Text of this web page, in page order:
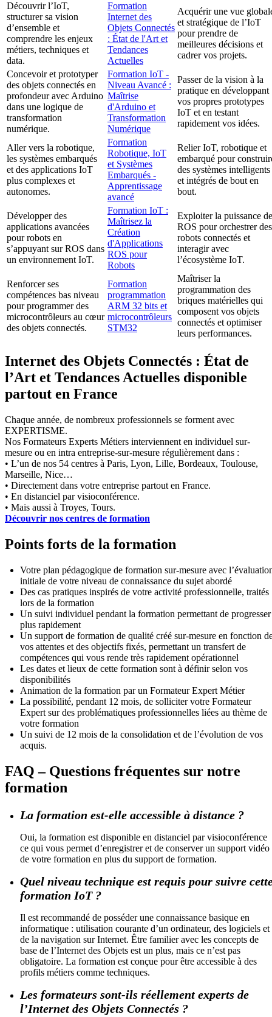
Découvrir l’IoT,
structurer sa vision
d’ensemble et
comprendre les enjeux
métiers, techniques et
data.
Formation
Internet des
Objets Connectés
: État de l'Art et
Tendances
Actuelles
Acquérir une vue
et stratégique de l’IoT
pour prendre de
meilleures décisions et
cadrer vos projets.
Concevoir et prototyper
des objets connectés en
profondeur avec Arduino
dans une logique de
transformation
numérique.
Formation IoT -
Niveau Avancé :
Maîtrise
d'Arduino et
Transformation
Numérique
Passer de la vision à la
pratique en développant
vos propres prototypes
IoT et en testant
rapidement vos idées.
Aller vers la robotique,
les systèmes embarqués
et des applications IoT
plus complexes et
autonomes.
Formation
Robotique, IoT
et Systèmes
Embarqués -
Apprentissage
avancé
Relier IoT, robotique et
embarqué pour
des systèmes intelligents
et intégrés de bout en
bout.
Développer des
applications avancées
pour robots en
s’appuyant sur ROS dans
un environnement IoT.
Formation IoT :
Maîtrisez la
Création
d'Applications
ROS pour
Robots
Exploiter la puissance de
ROS pour orchestrer des
robots connectés et
interagir avec
l’écosystème IoT.
Renforcer ses
compétences bas niveau
pour programmer des
microcontrôleurs au cœur
des objets connectés.
Formation
programmation
ARM 32 bits et
microcontrôleurs
STM32
Maîtriser la
programmation des
briques matérielles qui
composent vos objets
connectés et optimiser
leurs performances.
Internet des Objets Connectés : État de
l’Art et Tendances Actuelles disponible
partout en France
Chaque année, de nombreux professionnels se forment avec
EXPERTISME.
Nos Formateurs Experts Métiers interviennent en individuel sur-
mesure ou en intra entreprise-sur-mesure régulièrement dans :
• L’un de nos 54 centres à Paris, Lyon, Lille, Bordeaux, Toulouse,
Marseille, Nice…
• Directement dans votre entreprise partout en France.
• En distanciel par visioconférence.
• Mais aussi à Troyes, Tours.
Découvrir nos centres de formation
Points forts de la formation
Votre plan pédagogique de formation sur-mesure avec
initiale de votre niveau de connaissance du sujet abordé
Des cas pratiques inspirés de votre activité professionnelle, traités
lors de la formation
Un suivi individuel pendant la formation permettant de progresser
plus rapidement
Un support de formation de qualité créé sur-mesure en fonction
vos attentes et des objectifs fixés, permettant un transfert de
compétences qui vous rende très rapidement opérationnel
Les dates et lieux de cette formation sont à définir selon vos
disponibilités
Animation de la formation par un Formateur Expert Métier
La possibilité, pendant 12 mois, de solliciter votre Formateur
Expert sur des problématiques professionnelles liées au thème de
votre formation
Un suivi de 12 mois de la consolidation et de l’évolution de vos
acquis.
FAQ – Questions fréquentes sur notre
formation
La formation est-elle accessible à distance ?
Oui, la formation est disponible en distanciel par visioconférence
ce qui vous permet d’enregistrer et de conserver un support vidéo
de votre formation en plus du support de formation.
Quel niveau technique est requis pour suivre
formation IoT ?
Il est recommandé de posséder une connaissance basique en
informatique : utilisation courante d’un ordinateur, des logiciels et
de la navigation sur Internet. Être familier avec les concepts de
base de l’Internet des Objets est un plus, mais ce n’est pas
obligatoire. La formation est conçue pour être accessible à des
profils métiers comme techniques.
Les formateurs sont-ils réellement experts de
l’Internet des Objets Connectés ?